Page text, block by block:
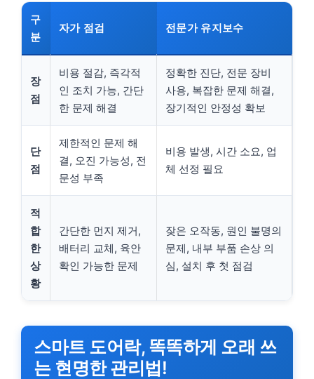
구
분
자가 점검 전문가 유지보수
장
점
비용 절감, 즉각적
인 조치 가능, 간단
한 문제 해결
정확한 진단, 전문 장비
사용, 복잡한 문제 해결,
장기적인 안정성 확보
단
점
제한적인 문제 해
결, 오진 가능성, 전
문성 부족
비용 발생, 시간 소요, 업
체 선정 필요
적
합
한
상
황
간단한 먼지 제거,
배터리 교체, 육안
확인 가능한 문제
잦은 오작동, 원인 불명의
문제, 내부 부품 손상 의
심, 설치 후 첫 점검
스마트 도어락, 똑똑하게 오래 쓰
는 현명한 관리법!